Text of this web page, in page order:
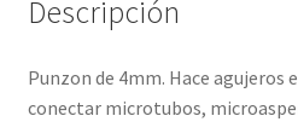
Descripción
Punzon de 4mm. Hace agujeros
conectar microtubos,